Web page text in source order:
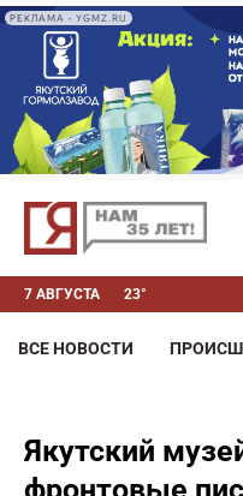
РЕКЛАМА • YGMZ.RU
7 АВГУСТА 23°
ВСЕ НОВОСТИ
Якутский